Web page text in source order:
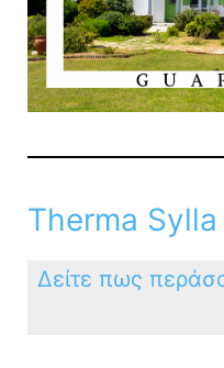
Therma Sylla
Δείτε πως